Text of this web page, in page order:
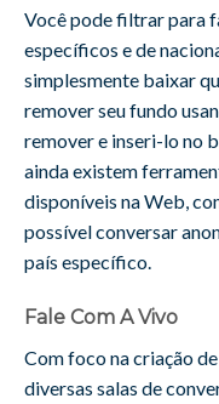
Você pode filtrar para
específicos e de
simplesmente baixar
remover seu fundo
remover e inseri-lo no
ainda existem
disponíveis na Web,
possível conversar
país específico.
Fale Com A Vivo
Com foco na criação
diversas salas de